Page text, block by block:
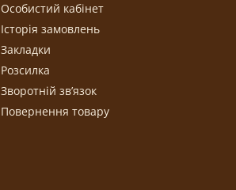
Особистий кабінет
Історія замовлень
Закладки
Розсилка
Зворотній зв’язок
Повернення товару